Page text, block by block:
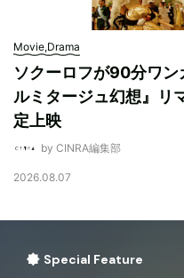
Movie,Drama
ソクーロフが90分ワ
ルミタージュ幻想』リ
定上映
by CINRA編集部
2026.08.07
Special Feature